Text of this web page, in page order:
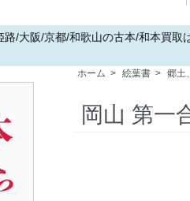
/大阪/京都/和歌山の古本/和本買
ホーム > 絵葉書 > 郷土
岡山 第一